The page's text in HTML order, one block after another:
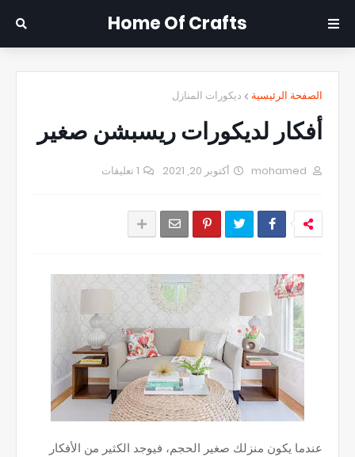
Home Of Crafts
الصفحة الرئيسية ديكورات المنازل
أفكار لديكورات ريسبشن صغير
أكتوبر 20, 2021 1 تعليقات
عندما يكون منزلك صغير الحجم، فيوجد الكثير من الأفكار